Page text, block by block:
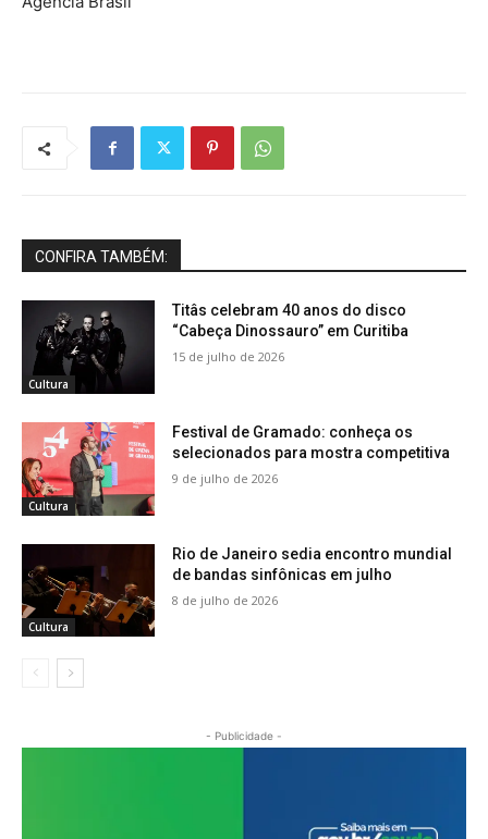
CONFIRA TAMBÉM:
Cultura
Titâs celebram 40 anos do disco
“Cabeça Dinossauro” em Curitiba
15 de julho de 2026
Cultura
Festival de Gramado: conheça os
selecionados para mostra competitiva
9 de julho de 2026
Cultura
Rio de Janeiro sedia encontro mundial
de bandas sinfônicas em julho
8 de julho de 2026
- Publicidade -